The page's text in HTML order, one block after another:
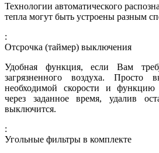
Технологии автоматического
тепла могут быть устроены разным
:
Отсрочка (таймер) выключения
Удобная функция, если Вам
загрязненного воздуха. Просто
необходимой скорости и функцию
через заданное время, удалив
выключится.
:
Угольные фильтры в комплекте